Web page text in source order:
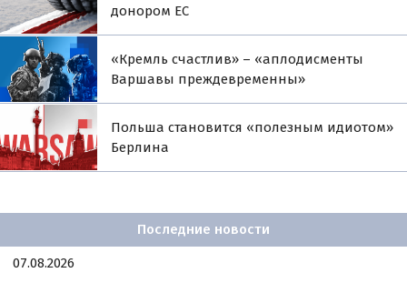
донором ЕС
«Кремль счастлив» – «аплодисменты
Варшавы преждевременны»
Польша становится «полезным идиотом»
Берлина
Последние новости
07.08.2026